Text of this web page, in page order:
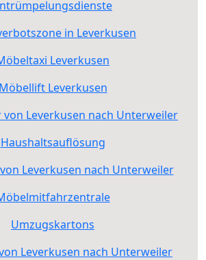
in Leverkusen
Leverkusen
Möbellift Leverkusen
Leverkusen nach Unterweiler
Haushaltsauflösung
Leverkusen nach Unterweiler
Umzugskartons
Leverkusen nach Unterweiler